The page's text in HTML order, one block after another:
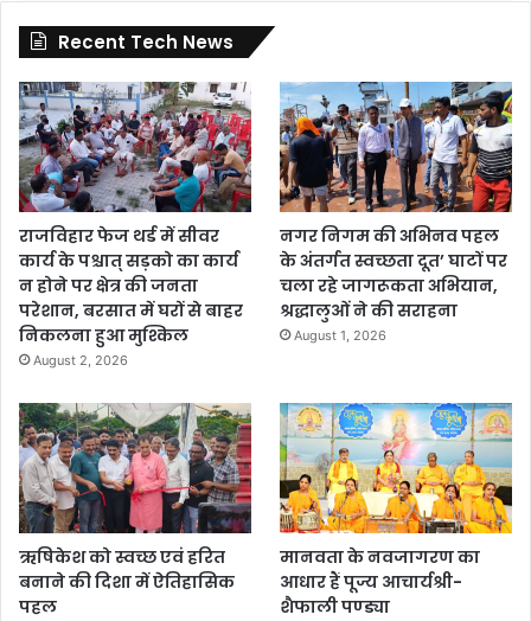
Recent Tech News
राजविहार फेज थर्ड में सीवर
कार्य के पश्चात् सड़को का कार्य
न होने पर क्षेत्र की जनता
परेशान, बरसात में घरों से बाहर
निकलना हुआ मुश्किल
August 2, 2026
नगर निगम की अभिनव पहल
के अंतर्गत स्वच्छता दूत’ घाटों पर
चला रहे जागरूकता अभियान,
श्रद्धालुओं ने की सराहना
August 1, 2026
ऋषिकेश को स्वच्छ एवं हरित
बनाने की दिशा में ऐतिहासिक
पहल
मानवता के नवजागरण का
आधार हैं पूज्य आचार्यश्री-
शैफाली पण्ड्या